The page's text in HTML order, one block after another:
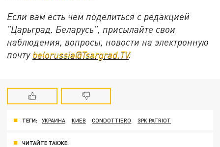
Если вам есть чем поделиться с редакцией
"Царьград. Беларусь", присылайте свои
наблюдения, вопросы, новости на электронную
почту belorussia@Tsargrad.TV.
ТЕГИ: УКРАИНА КИЕВ CONDOTTIERO ЗРК PATRIOT
ЧИТАЙТЕ ТАКЖЕ: